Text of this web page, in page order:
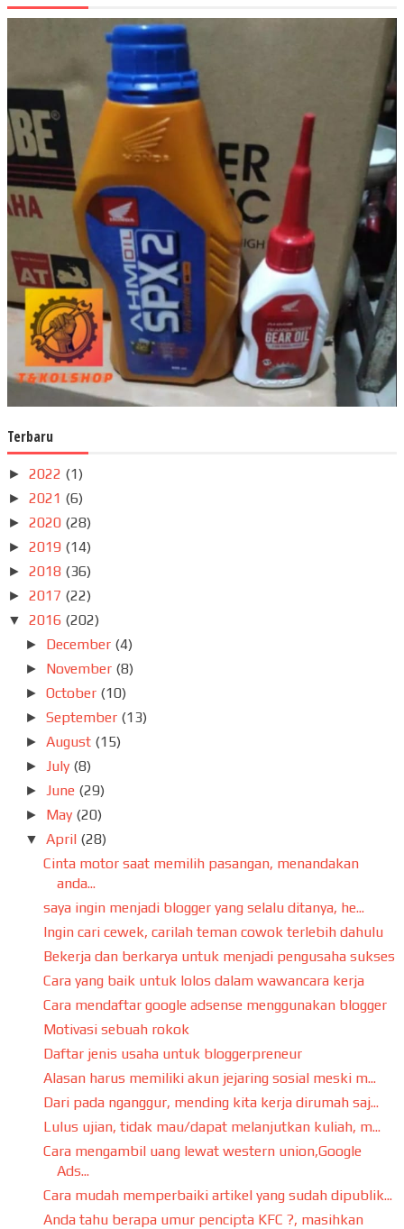
Terbaru
► 2022 (1)
► 2021 (6)
► 2020 (28)
► 2019 (14)
► 2018 (36)
► 2017 (22)
▼ 2016 (202)
► December (4)
► November (8)
►October (10)
►September (13)
►August (15)
► July (8)
► June (29)
► May (20)
▼April (28)
Cinta motor saat memilih pasangan, menandakan
anda...
saya ingin menjadi blogger yang selalu ditanya, he...
Ingin cari cewek, carilah teman cowok terlebih dahulu
Bekerja dan berkarya untuk menjadi pengusaha sukses
Cara yang baik untuk lolos dalam wawancara kerja
Cara mendaftar google adsense menggunakan blogger
Motivasi sebuah rokok
Daftar jenis usaha untuk bloggerpreneur
Alasan harus memiliki akun jejaring sosial meski m...
Dari pada nganggur, mending kita kerja dirumah saj...
Lulus ujian, tidak mau/dapat melanjutkan kuliah, m...
Cara mengambil uang lewat western union,Google
Ads...
Cara mudah memperbaiki artikel yang sudah dipublik...
Anda tahu berapa umur pencipta KFC ?, masihkan